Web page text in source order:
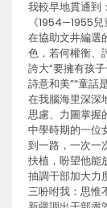
我較早地貫通到
《1954—1955
在協助文井編選
色，若何權衡、
誇大“要擁有孩
詩意和美”“童話
在我腦海里深深
思慮、力圖掌握
中學時期的一位
到一路，一次一
扶植，盼望他能
抽調干部加大力
三吩咐我：思惟